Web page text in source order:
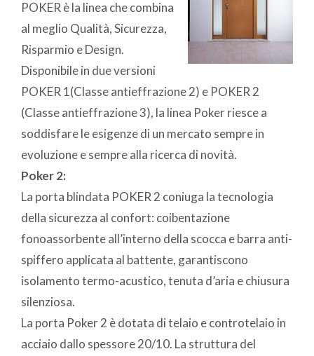
POKER è la linea che combina
al meglio Qualità, Sicurezza,
Risparmio e Design.
Disponibile in due versioni
POKER 1(Classe antieffrazione 2) e POKER 2
(Classe antieffrazione 3), la linea Poker riesce a
soddisfare le esigenze di un mercato sempre in
evoluzione e sempre alla ricerca di novità.
Poker 2:
La porta blindata POKER 2 coniuga la tecnologia
della sicurezza al confort: coibentazione
fonoassorbente all’interno della scocca e barra anti-
spiffero applicata al battente, garantiscono
isolamento termo-acustico, tenuta d’aria e chiusura
silenziosa.
La porta Poker 2 è dotata di telaio e controtelaio in
acciaio dallo spessore 20/10. La struttura del